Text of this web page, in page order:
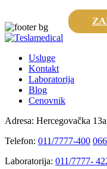
Usluge
Kontakt
Laboratorija
Blog
Cenovnik
Adresa: Hercegovačka
Telefon: 011/7777-400
Laboratorija: 011/7777-